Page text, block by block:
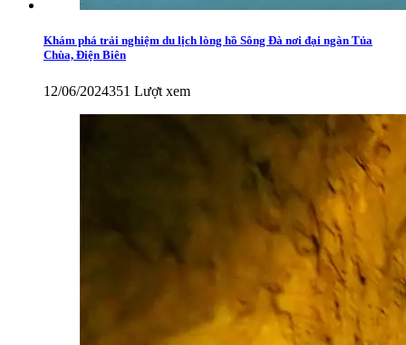
Khám phá trải nghiệm du lịch lòng hồ Sông Đà nơi đại ngàn Tủa
Chùa, Điện Biên
12/06/2024351 Lượt xem